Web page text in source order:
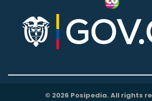
© 2026 Posipedia. All rights